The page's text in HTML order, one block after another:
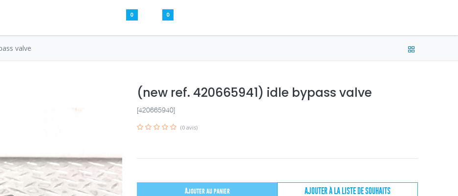
0 0
valve
(new ref. 420665941) idle bypass valve
[420665940]
(0 avis)
Ajouter au panier AJOUTER À LA LISTE DE SOUHAITS